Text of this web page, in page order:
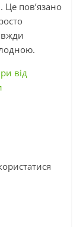
Це пов’язано
від